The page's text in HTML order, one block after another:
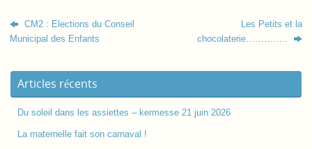
CM2 : Elections du Conseil
Municipal des Enfants
Les Petits et la
chocolaterie…………..
Articles récents
Du soleil dans les assiettes – kermesse 21 juin 2026
La maternelle fait son carnaval !